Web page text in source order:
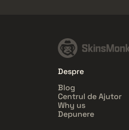
Despre
Blog
Centrul de Ajutor
Why us
Depunere